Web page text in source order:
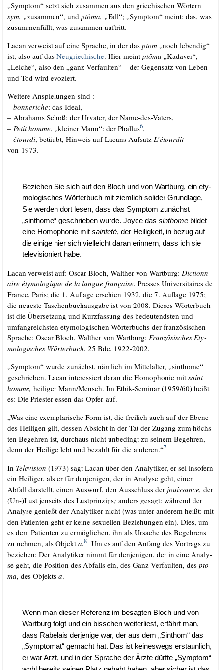
„Sym­ptom“ setzt sich zusam­men aus den grie­chi­schen Wör­tern
sym, „zusam­men“, und ptô­ma, „Fall“; „Sym­ptom“ meint: das, was
zusam­men­fällt, was zusam­men auftritt.
Lacan ver­weist auf eine Spra­che, in der das ptom„noch leben­dig“
ist, also auf das Neu­grie­chi­sche. Hier meint ptô­ma „Kada­ver“,
„Lei­che“, also den „ganz Ver­faul­ten“ – der Gegen­satz von Leben
und Tod wird evoziert.
Wei­te­re Anspie­lun­gen sind :
– bon­ne­ri­che: das Ideal,
– Abra­hams Schoß: der Urva­ter, der Name-des-Vaters,
– Petit hom­me, „klei­ner Mann“: der Phal­lus6,
– étour­di, betäubt, Hin­weis auf Lacans Auf­satz L’étourdit
von 1973.
Bezie­hen Sie sich auf den Bloch und von Wart­burg, ein ety­
mo­lo­gi­sches Wör­ter­buch mit ziem­lich soli­der Grund­la­ge,
Sie wer­den dort lesen, dass das Sym­ptom zunächst
„sinthome“ geschrie­ben wur­de. Joy­ce das sinthomebil­det
eine Homo­pho­nie mit sain­te­té, der Hei­lig­keit, in bezug auf
die eini­ge hier sich viel­leicht dar­an erin­nern, dass ich sie
tele­vi­sio­niert habe.
Lacan ver­weist auf: Oscar Bloch, Walt­her von Wart­burg: Dic­tion­n­
aire étymologique de la lan­gue française. Pres­ses Uni­ver­si­taires de
France, Paris; die 1. Auf­la­ge erschien 1932, die 7. Auf­la­ge 1975;
die neu­es­te Taschen­buch­aus­ga­be ist von 2008. Die­ses Wör­ter­buch
ist die Über­set­zung und Kurz­fas­sung des bedeu­tends­ten und
umfang­reichs­ten ety­mo­lo­gi­schen Wör­ter­buchs der fran­zö­si­schen
Spra­che: Oscar Bloch, Walt­her von Wart­burg: Fran­zö­si­sches Ety­
mo­lo­gi­sches Wör­ter­buch. 25 Bde. 1922-2002.
„Sym­ptom“ wur­de zunächst, näm­lich im Mit­tel­al­ter, „sinthome“
geschrie­ben. Lacan inter­es­siert dar­an die Homo­pho­nie mit saint
hom­me, hei­li­ger Mann/​Mensch. Im Ethik-Semi­nar (1959/​60) heißt
es: Die Pries­ter essen das Opfer auf.
„Was eine exem­pla­ri­sche Form ist, die frei­lich auch auf der Ebe­ne
des Hei­li­gen gilt, des­sen Absicht in der Tat der Zugang zum höchs­
ten Begeh­ren ist, durch­aus nicht unbe­dingt zu sei­nem Begeh­ren,
denn der Hei­li­ge lebt und bezahlt für die ande­ren.“7
In Tele­vi­si­on (1973) sagt Lacan über den Ana­ly­ti­ker, er sei inso­fern
ein Hei­li­ger, als er für den­je­ni­gen, der in Ana­ly­se geht, einen
Abfall dar­stellt, einen Aus­wurf, den Aus­schluss der jouis­sance, der
(Un-)Lust jen­seits des Lust­prin­zips; anders gesagt: wäh­rend der
Ana­ly­se genießt der Ana­ly­ti­ker nicht (was unter ande­rem heißt: mit
den Pati­en­ten geht er kei­ne sexu­el­len Bezie­hun­gen ein). Dies, um
es dem Pati­en­ten zu ermög­li­chen, ihn als Ursa­che des Begeh­rens
zu neh­men, als Objekt a.8Um es auf den Anfang des Vor­trags zu
bezie­hen: Der Ana­ly­ti­ker nimmt für den­je­ni­gen, der in eine Ana­ly­
se geht, die Posi­ti­on des Abfalls ein, des Ganz-Ver­faul­ten, des pto­
ma, des Objekts a.
Wenn man die­ser Refe­renz im besag­ten Bloch und von
Wart­burg folgt und ein biss­chen wei­ter­liest, erfährt man,
dass Rabelais der­je­ni­ge war, der aus dem „Sinthom“ das
„Sym­pto­mat“ gemacht hat. Das ist kei­nes­wegs erstaun­lich,
er war Arzt, und in der Spra­che der Ärz­te dürf­te „Sym­ptom“